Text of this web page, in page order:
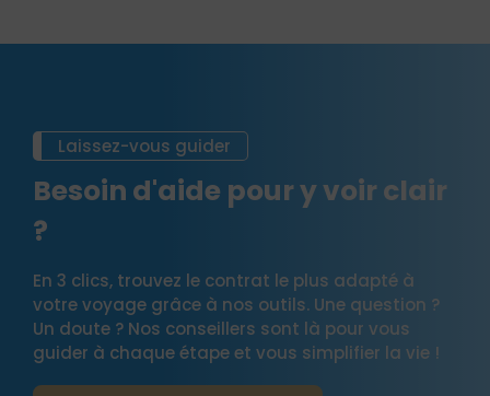
Laissez-vous guider
Besoin d'aide pour y voir clair
?
En 3 clics, trouvez le contrat le plus adapté à
votre voyage grâce à nos outils. Une question ?
Un doute ? Nos conseillers sont là pour vous
guider à chaque étape et vous simplifier la vie !